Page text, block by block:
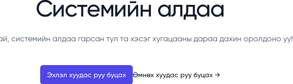
Системийн алдаа
системийн алдаа гарсан тул та хэсэг хугацааны дараа дахин оролдоно уу!
Эхлэл хуудас руу буцах Өмнөх хуудас руу буцах →